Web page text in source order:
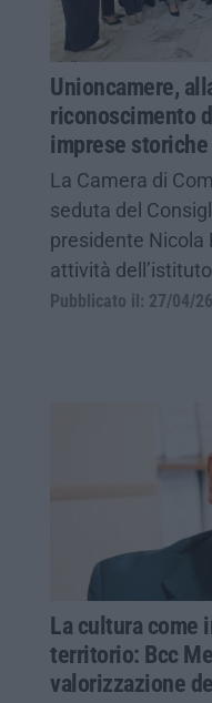
Unioncamere,
riconoscimento
imprese storiche
La Camera di
seduta del
presidente Nicola
attività dell’istituto
Pubblicato il: 27/04/
La cultura come
territorio: Bcc
valorizzazione